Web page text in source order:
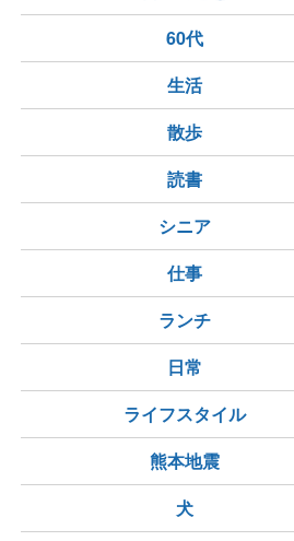
60代
生活
散歩
読書
シニア
仕事
ランチ
日常
ライフスタイル
熊本地震
犬